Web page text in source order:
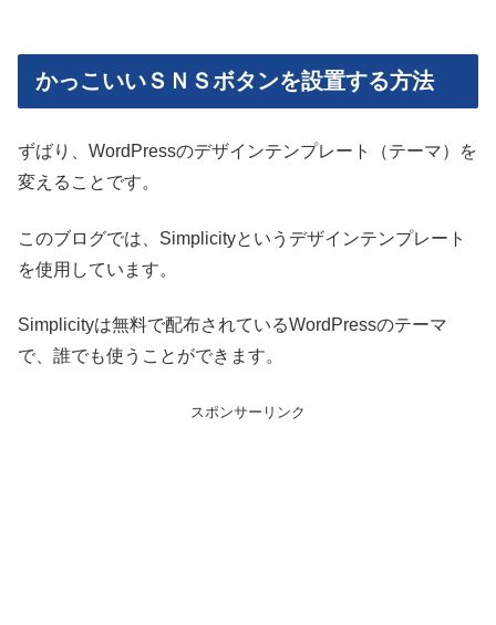
かっこいいＳＮＳボタンを設置する方法
ずばり、WordPressのデザインテンプレート（テーマ）を
変えることです。
このブログでは、Simplicityというデザインテンプレート
を使用しています。
Simplicityは無料で配布されているWordPressのテーマ
で、誰でも使うことができます。
スポンサーリンク